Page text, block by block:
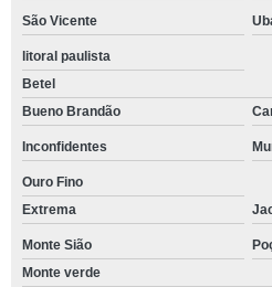
São Vicente
litoral paulista
Betel
Bueno Brandão
Inconfidentes
Ouro Fino
Extrema
Monte Sião
Monte verde